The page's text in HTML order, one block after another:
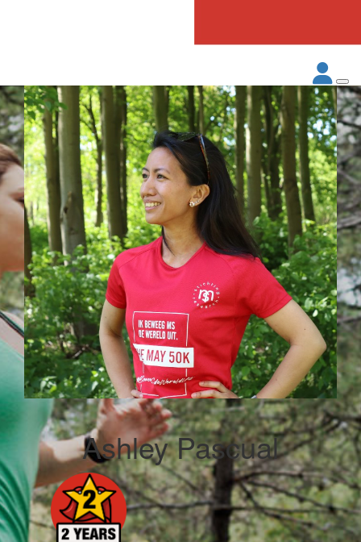
Ashley Pascual